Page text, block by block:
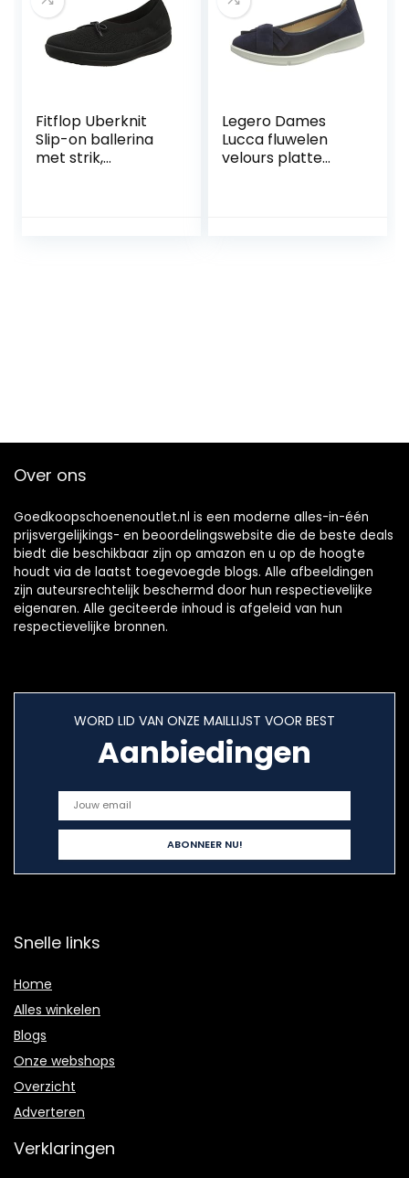
Fitflop Uberknit
Slip-on ballerina
met strik,
Legero Dames
Lucca fluwelen
velours platte
Over ons
Goedkoopschoenenoutlet.nl is een moderne alles-in-één
prijsvergelijkings- en beoordelingswebsite die de beste deals
biedt die beschikbaar zijn op amazon en u op de hoogte
houdt via de laatst toegevoegde blogs. Alle afbeeldingen
zijn auteursrechtelijk beschermd door hun respectievelijke
eigenaren. Alle geciteerde inhoud is afgeleid van hun
respectievelijke bronnen.
WORD LID VAN ONZE MAILLIJST VOOR BEST
Aanbiedingen
Snelle links
Home
Alles winkelen
Blogs
Onze webshops
Overzicht
Adverteren
Verklaringen